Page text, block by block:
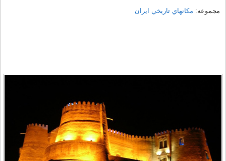
مجموعه: مكانهاي تاريخي ايران